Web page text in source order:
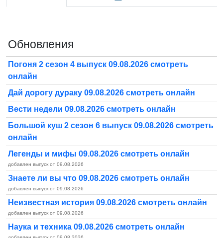
Обновления
Погоня 2 сезон 4 выпуск 09.08.2026 смотреть
онлайн
Дай дорогу дураку 09.08.2026 смотреть онлайн
Вести недели 09.08.2026 смотреть онлайн
Большой куш 2 сезон 6 выпуск 09.08.2026 смотреть
онлайн
Легенды и мифы 09.08.2026 смотреть онлайн
добавлен выпуск от 09.08.2026
Знаете ли вы что 09.08.2026 смотреть онлайн
добавлен выпуск от 09.08.2026
Неизвестная история 09.08.2026 смотреть онлайн
добавлен выпуск от 09.08.2026
Наука и техника 09.08.2026 смотреть онлайн